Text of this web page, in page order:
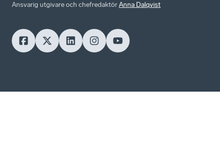
Ansvarig utgivare och chefredaktörAnna Dalqvist